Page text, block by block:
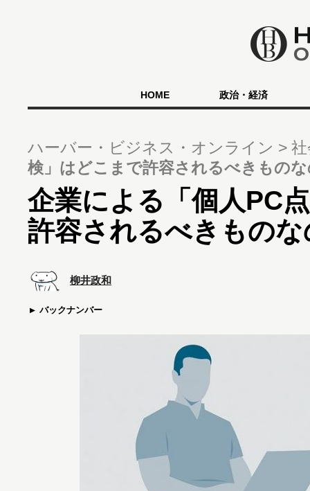
HOME 政治・経済
ハーバー・ビジネス・オンライン
検」はどこまで許容されるべきもの
企業による「個人PC
許容されるべきもの
柳井政和
バックナンバー